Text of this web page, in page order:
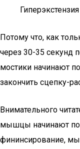
Потому что, как
через 30-35 секунд
мостики начинают
закончить сцепку-
Внимательного
мышцы начинают
фининсирование,